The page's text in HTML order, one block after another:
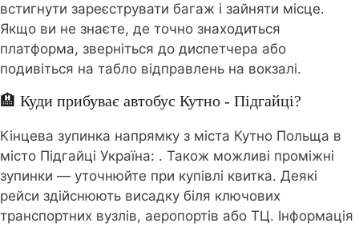
встигнути зареєструвати багаж і зайняти місце.
Якщо ви не знаєте, де точно знаходиться
платформа, зверніться до диспетчера або
подивіться на табло відправлень на вокзалі.
🏨 Куди прибуває автобус Кутно - Підгайці?
Кінцева зупинка напрямку з міста Кутно Польща в
місто Підгайці Україна: . Також можливі проміжні
зупинки — уточнюйте при купівлі квитка. Деякі
рейси здійснюють висадку біля ключових
транспортних вузлів, аеропортів або ТЦ. Інформація